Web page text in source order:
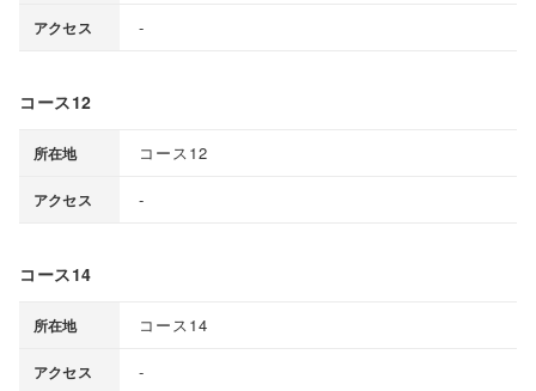
アクセス -
コース12
所在地 コース12
アクセス -
コース14
所在地 コース14
アクセス -